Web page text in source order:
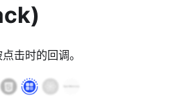
击时的回调。